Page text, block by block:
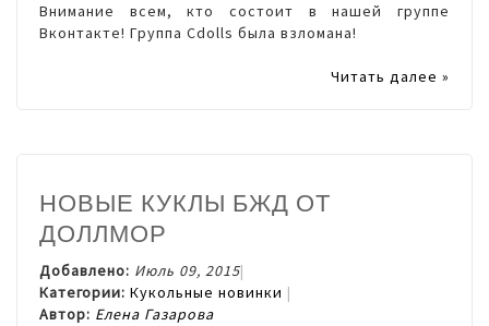
Внимание всем, кто состоит в нашей группе
Вконтакте! Группа Cdolls была взломана!
Читать далее »
НОВЫЕ КУКЛЫ БЖД ОТ
ДОЛЛМОР
Добавлено: Июль 09, 2015
Категории: Кукольные новинки
Автор: Елена Газарова